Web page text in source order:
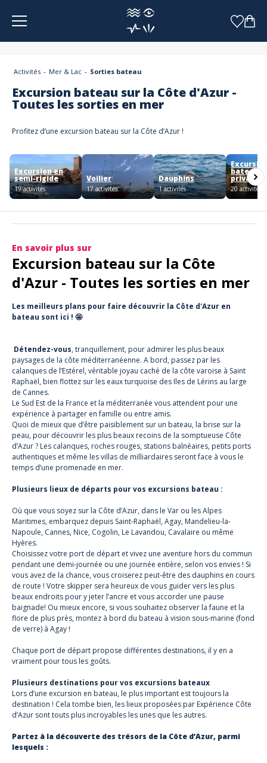
Panneau de gestion des cookies
Activités Mer & Lac Sorties bateau
Excursion bateau sur la Côte d'Azur -
Toutes les sorties en mer
Profitez d’une excursion bateau sur la Côte d’Azur !
Excursion en
semi-rigide
19 activités
Voilier
17 activités
Dauphins
1 activités
bateau
20 activités
En savoir plus sur
Excursion bateau sur la Côte
d'Azur - Toutes les sorties en mer
Les meilleurs plans pour faire découvrir la Côte d'Azur en
bateau sont ici ! 🤩
Détendez-vous, tranquillement, pour admirer les plus beaux
paysages de la côte méditerranéenne. A bord, passez par les
calanques de l’Estérel, véritable joyau caché de la côte varoise à Saint
Raphaël, bien flottez sur les eaux turquoise des Iles de Lérins au large
de Cannes.
Le Sud Est de la France et la méditerranée vous attendent pour une
expérience à partager en famille ou entre amis.
Quoi de mieux que d’être paisiblement sur un bateau, la brise sur la
peau, pour découvrir les plus beaux recoins de la somptueuse Côte
d’Azur ? Les calanques, roches rouges, stations balnéaires, petits ports
authentiques et même les villas de milliardaires seront face à vous le
temps d’une promenade en mer.
Plusieurs lieux de départs pour vos excursions bateau :
Où que vous soyez sur la Côte d’Azur, dans le Var ou les Alpes
Maritimes, embarquez depuis Saint-Raphaël, Agay, Mandelieu-la-
Napoule, Cannes, Nice, Cogolin, Le Lavandou, Cavalaire ou même
Hyères.
Choisissez votre port de départ et vivez une aventure hors du commun
pendant une demi-journée ou une journée entière, selon vos envies ! Si
vous avez de la chance, vous croiserez peut-être des dauphins en cours
de route ! Votre skipper sera heureux de vous guider vers les plus
beaux endroits pour y jeter l’ancre et vous accorder une pause
baignade! Ou mieux encore, si vous souhaitez observer la faune et la
flore de plus près, montez à bord du bateau à vision sous-marine (fond
de verre) à Agay !
Chaque port de départ propose différentes destinations, il y en a
vraiment pour tous les goûts.
Plusieurs destinations pour vos excursions bateaux
Lors d’une excursion en bateau, le plus important est toujours la
destination ! Cela tombe bien, les lieux proposées par Expérience Côte
d’Azur sont touts plus incroyables les unes que les autres.
Partez à la découverte des trésors de la Côte d’Azur, parmi
lesquels :